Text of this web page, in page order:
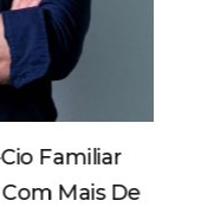
Familiar
Mais De